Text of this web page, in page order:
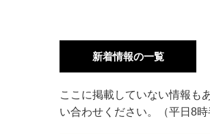
新着情報の一覧
ここに掲載していない情報も
い合わせください。（平日8時